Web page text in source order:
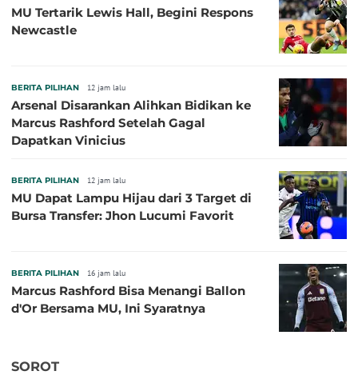
MU Tertarik Lewis Hall, Begini Respons
Newcastle
BERITA PILIHAN 12 jam lalu
Arsenal Disarankan Alihkan Bidikan ke
Marcus Rashford Setelah Gagal
Dapatkan Vinicius
BERITA PILIHAN 12 jam lalu
MU Dapat Lampu Hijau dari 3 Target di
Bursa Transfer: Jhon Lucumi Favorit
BERITA PILIHAN 16 jam lalu
Marcus Rashford Bisa Menangi Ballon
d'Or Bersama MU, Ini Syaratnya
SOROT